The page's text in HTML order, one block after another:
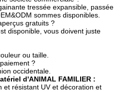
tressée expansible, passée
sommes disponibles.
gratuits ?
disponible, vous doivent juste
ou taille.
?
occidentale.
d'ANIMAL FAMILIER :
et résistant UV et décoration et